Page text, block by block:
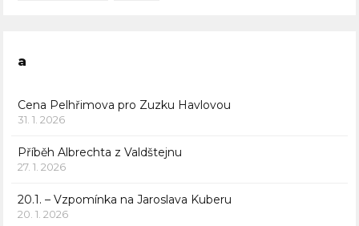
a
Cena Pelhřimova pro Zuzku Havlovou
31. 1. 2026
Příběh Albrechta z Valdštejnu
27. 1. 2026
20.1. – Vzpomínka na Jaroslava Kuberu
20. 1. 2026